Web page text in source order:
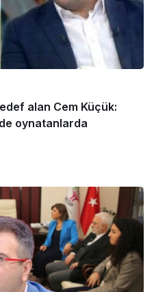
alan Cem Küçük:
oynatanlarda